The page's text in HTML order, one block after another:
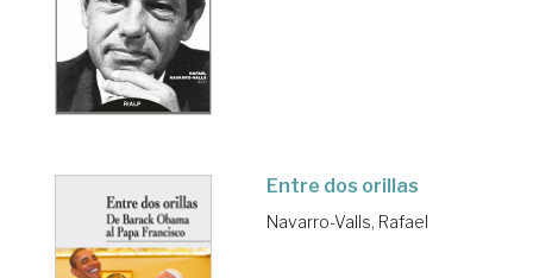
Entre dos orillas
Navarro-Valls, Rafael